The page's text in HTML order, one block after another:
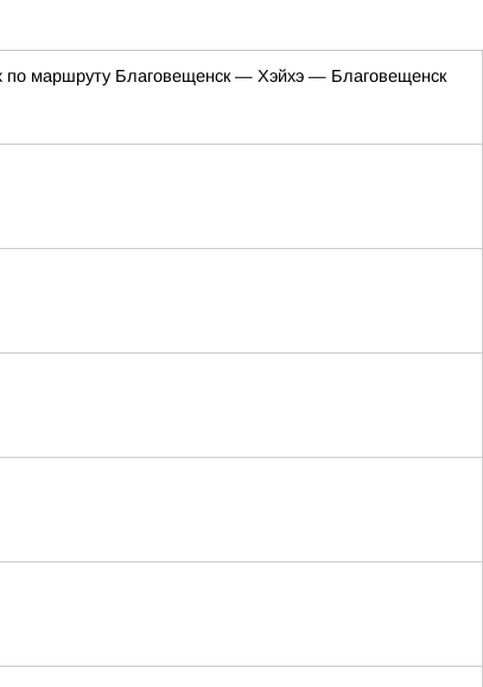
по маршруту Благовещенск — Хэйхэ — Благовещенск